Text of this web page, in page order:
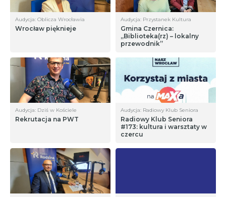
Audycja: Oblicza Wrocławia
Wrocław pięknieje
Audycja: Przystanek Kultura
Gmina Czernica:
„Biblioteka(rz) – lokalny
przewodnik”
Audycja: Dziś w Kościele
Rekrutacja na PWT
Audycja: Radiowy Klub Seniora
Radiowy Klub Seniora
#173: kultura i warsztaty w
czercu